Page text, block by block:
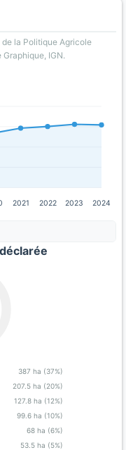
la Politique Agricole
IGN.
2021 2022 2023 2024
387 ha (37%)
207.5 ha (20%)
127.8 ha (12%)
99.6 ha (10%)
68 ha (6%)
53.5 ha (5%)